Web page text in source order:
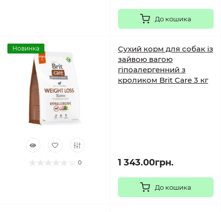
До кошика
Новинка
0
Сухий корм для собак із
зайвою вагою
гіпоалергенний з
кроликом Brit Care 3 кг
1 343.00грн.
До кошика